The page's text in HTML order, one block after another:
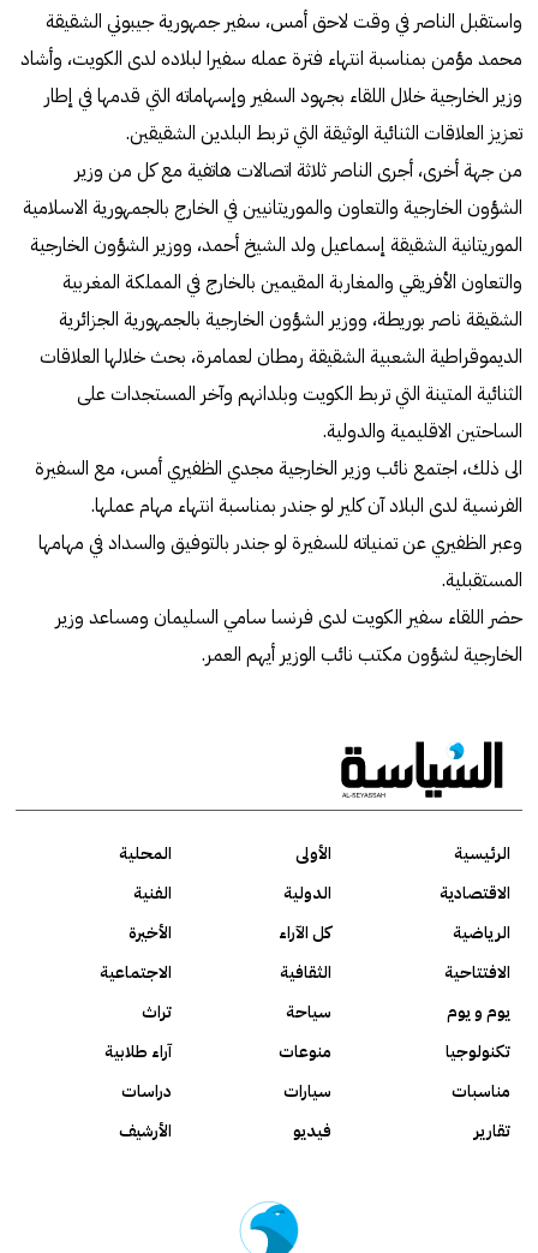
واستقبل الناصر في وقت لاحق أمس، سفير جمهورية جيبوتي الشقيقة
محمد مؤمن بمناسبة انتهاء فترة عمله سفيرا لبلاده لدى الكويت، وأشاد
وزير الخارجية خلال اللقاء بجهود السفير وإسهاماته التي قدمها في إطار
تعزيز العلاقات الثنائية الوثيقة التي تربط البلدين الشقيقين.
من جهة أخرى، أجرى الناصر ثلاثة اتصالات هاتفية مع كل من وزير
الشؤون الخارجية والتعاون والموريتانيين في الخارج بالجمهورية الاسلامية
الموريتانية الشقيقة إسماعيل ولد الشيخ أحمد، ووزير الشؤون الخارجية
والتعاون الأفريقي والمغاربة المقيمين بالخارج في المملكة المغربية
الشقيقة ناصر بوريطة، ووزير الشؤون الخارجية بالجمهورية الجزائرية
الديموقراطية الشعبية الشقيقة رمطان لعمامرة، بحث خلالها العلاقات
الثنائية المتينة التي تربط الكويت وبلدانهم وآخر المستجدات على
الساحتين الاقليمية والدولية.
الى ذلك، اجتمع نائب وزير الخارجية مجدي الظفيري أمس، مع السفيرة
الفرنسية لدى البلاد آن كلير لو جندر بمناسبة انتهاء مهام عملها.
وعبر الظفيري عن تمنياته للسفيرة لو جندر بالتوفيق والسداد في مهامها
المستقبلية.
حضر اللقاء سفير الكويت لدى فرنسا سامي السليمان ومساعد وزير
الخارجية لشؤون مكتب نائب الوزير أيهم العمر.
الرئيسية الأولى
المحلية
الاقتصادية
الدولية
الفنية
الرياضية
كل الآراء
الأخيرة
الافتتاحية
الثقافية
الاجتماعية
يوم و يوم
سياحة
تراث
تكنولوجيا
منوعات
آراء طلابية
مناسبات
سيارات
دراسات
تقارير
فيديو الأرشيف